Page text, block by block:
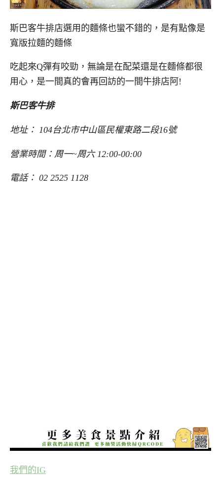
斯巴客牛排店選用的麵條也蠻不錯的，是有點像是
寬版拉麵的麵條
吃起來Q彈有咬勁，無論是在配菜還是在麵條都很
用心，是一間真的會再回訪的一間牛排店阿!
斯巴客牛排
地址： 104台北市中山區民權東路二段16號
營業時間：周一~周六 12:00-00:00
電話： 02 2525 1128
我們的IG